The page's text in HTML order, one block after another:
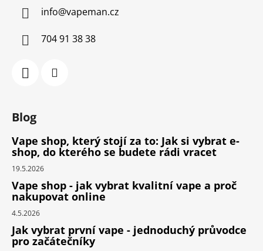
info@vapeman.cz
704 91 38 38
Blog
Vape shop, který stojí za to: Jak si vybrat e-
shop, do kterého se budete rádi vracet
19.5.2026
Vape shop - jak vybrat kvalitní vape a proč
nakupovat online
4.5.2026
Jak vybrat první vape - jednoduchý průvodce
pro začátečníky